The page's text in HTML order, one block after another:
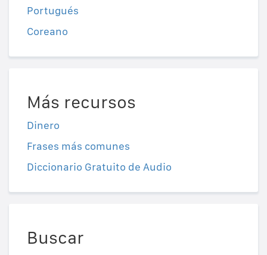
Portugués
Coreano
Más recursos
Dinero
Frases más comunes
Diccionario Gratuito de Audio
Buscar